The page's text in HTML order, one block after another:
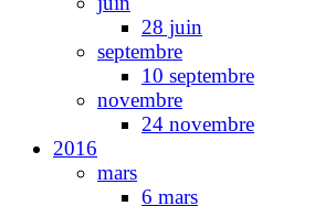
28 juin
septembre
10 septembre
novembre
24 novembre
2016
mars
6 mars